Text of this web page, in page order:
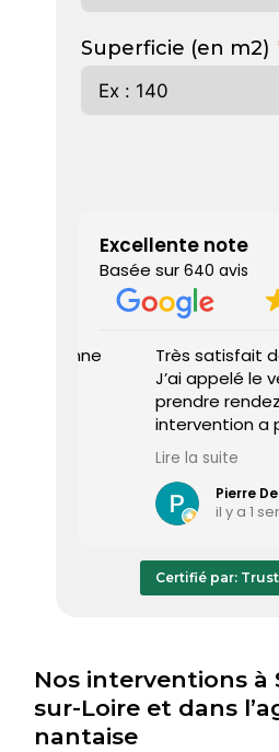
Superficie (en m2)
Excellente note
Basée sur 640 avis
Très satisfait de la
J’ai appelé le
prendre rendez-vous
intervention a pu
dès le lundi matin.
Le diagnostiqueur est
l’heure, a été très
efficace et a pris le
Le rapport de
transmis dès le lundi
Lire la suite
Pierre Dechaume
il y a 1 semaine
Certifié par:
Nos interventions à
sur-Loire et dans
nantaise